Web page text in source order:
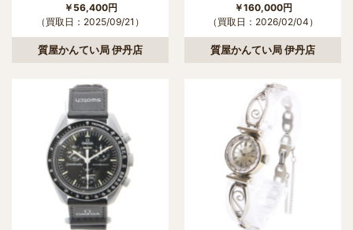
￥56,400円
（買取日：2025/09/21）
質屋かんてい局 伊丹店
￥160,000円
（買取日：2026/02/04）
質屋かんてい局 伊丹店